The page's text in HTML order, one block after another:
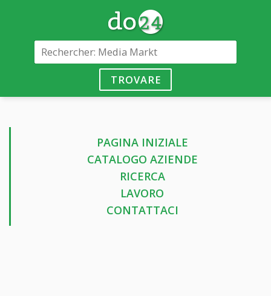
TROVARE
PAGINA INIZIALE
CATALOGO AZIENDE
RICERCA
LAVORO
CONTATTACI